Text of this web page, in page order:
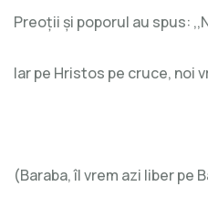
Preoții și poporul au spus:
Iar pe Hristos pe cruce, noi
(Baraba, îl vrem azi liber pe